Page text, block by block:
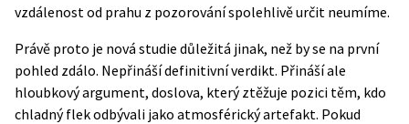
vzdálenost od prahu z pozorování spolehlivě určit neumíme.
Právě proto je nová studie důležitá jinak, než by se na první
pohled zdálo. Nepřináší definitivní verdikt. Přináší ale
hloubkový argument, doslova, který ztěžuje pozici těm, kdo
chladný flek odbývali jako atmosférický artefakt. Pokud